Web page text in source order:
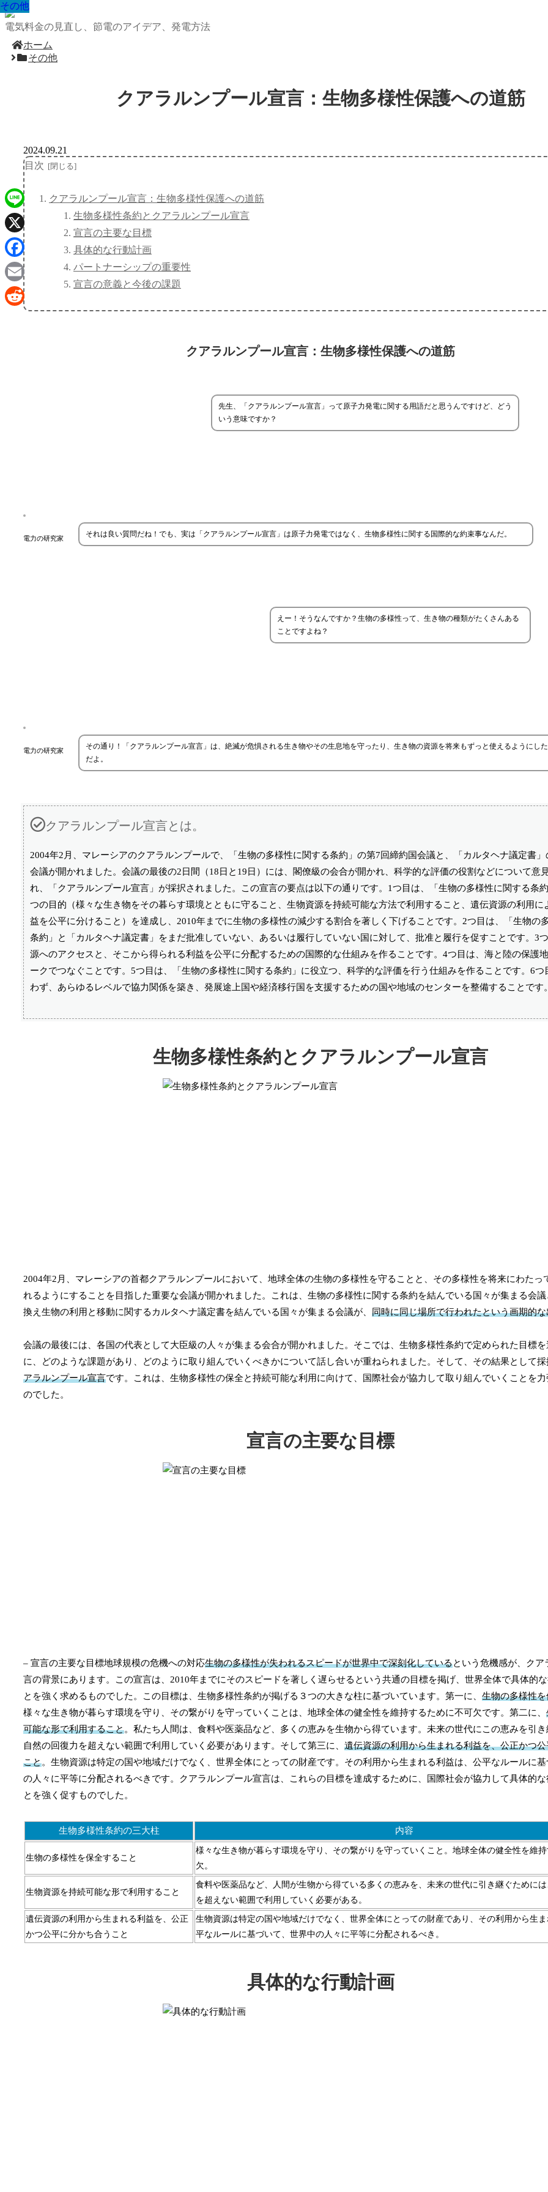
電気料金の見直し、節電のアイデア、発電方法
ホーム
その他
クアラルンプール宣言：生物多様性保護への道筋
その他
2024.09.21
目次
クアラルンプール宣言：生物多様性保護への道筋
生物多様性条約とクアラルンプール宣言
宣言の主要な目標
具体的な行動計画
パートナーシップの重要性
宣言の意義と今後の課題
クアラルンプール宣言：生物多様性保護への道筋
先生、「クアラルンプール宣言」って原子力発電に関する用語だと思うんですけど、どう
いう意味ですか？
電力の研究家 それは良い質問だね！でも、実は「クアラルンプール宣言」は原子力発電ではなく、生物多様性に関する国際的な約束事なんだ。
えー！そうなんですか？生物の多様性って、生き物の種類がたくさんある
ことですよね？
電力の研究家
その通り！「クアラルンプール宣言」は、絶滅が危惧される生き物やその生息地を守ったり、生き物の資源を将来もずっと使えるようにし
だよ。
クアラルンプール宣言とは。
2004年2月、マレーシアのクアラルンプールで、「生物の多様性に関する条約」の第7回締約国会議と、「カルタヘナ議定書」
会議が開かれました。会議の最後の2日間（18日と19日）には、閣僚級の会合が開かれ、科学的な評価の役割などについて意
れ、「クアラルンプール宣言」が採択されました。この宣言の要点は以下の通りです。1つ目は、「生物の多様性に関する条
つの目的（様々な生き物をその暮らす環境とともに守ること、生物資源を持続可能な方法で利用すること、遺伝資源の利用に
益を公平に分けること）を達成し、2010年までに生物の多様性の減少する割合を著しく下げることです。2つ目は、「生物の
条約」と「カルタヘナ議定書」をまだ批准していない、あるいは履行していない国に対して、批准と履行を促すことです。3
源へのアクセスと、そこから得られる利益を公平に分配するための国際的な仕組みを作ることです。4つ目は、海と陸の保護
ークでつなぐことです。5つ目は、「生物の多様性に関する条約」に役立つ、科学的な評価を行う仕組みを作ることです。6つ
わず、あらゆるレベルで協力関係を築き、発展途上国や経済移行国を支援するための国や地域のセンターを整備することです。
生物多様性条約とクアラルンプール宣言
2004年2月、マレーシアの首都クアラルンプールにおいて、地球全体の生物の多様性を守ることと、その多様性を将来にわたっ
れるようにすることを目指した重要な会議が開かれました。これは、生物の多様性に関する条約を結んでいる国々が集まる会
換え生物の利用と移動に関するカルタヘナ議定書を結んでいる国々が集まる会議が、 同時に同じ場所で行われたという画期的
会議の最後には、各国の代表として大臣級の人々が集まる会合が開かれました。そこでは、生物多様性条約で定められた目標
に、どのような課題があり、どのように取り組んでいくべきかについて話し合いが重ねられました。そして、その結果として
アラルンプール宣言です。これは、生物多様性の保全と持続可能な利用に向けて、国際社会が協力して取り組んでいくことを
のでした。
宣言の主要な目標
– 宣言の主要な目標地球規模の危機への対応生物の多様性が失われるスピードが世界中で深刻化しているという危機感が、クア
言の背景にあります。この宣言は、2010年までにそのスピードを著しく遅らせるという共通の目標を掲げ、世界全体で具体的
とを強く求めるものでした。この目標は、生物多様性条約が掲げる３つの大きな柱に基づいています。第一に、 生物の多様性
様々な生き物が暮らす環境を守り、その繋がりを守っていくことは、地球全体の健全性を維持するために不可欠です。第二に、
可能な形で利用すること。私たち人間は、食料や医薬品など、多くの恵みを生物から得ています。未来の世代にこの恵みを引き
自然の回復力を超えない範囲で利用していく必要があります。そして第三に、 遺伝資源の利用から生まれる利益を、公正かつ
こと。生物資源は特定の国や地域だけでなく、世界全体にとっての財産です。その利用から生まれる利益は、公平なルールに
の人々に平等に分配されるべきです。クアラルンプール宣言は、これらの目標を達成するために、国際社会が協力して具体的な
とを強く促すものでした。
生物多様性条約の三大柱 内容
生物の多様性を保全すること
様々な生き物が暮らす環境を守り、その繋がりを守っていくこと。地球全体の健全性を維
欠。
生物資源を持続可能な形で利用すること
食料や医薬品など、人間が生物から得ている多くの恵みを、未来の世代に引き継ぐために
を超えない範囲で利用していく必要がある。
遺伝資源の利用から生まれる利益を、公正
かつ公平に分かち合うこと
生物資源は特定の国や地域だけでなく、世界全体にとっての財産であり、その利用から生
平なルールに基づいて、世界中の人々に平等に分配されるべき。
具体的な行動計画
その他
その他
その他
その他
その他
その他
その他
その他
Line
X
Facebook
Email